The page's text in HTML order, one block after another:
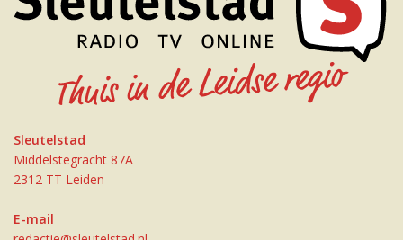
Sleutelstad
Middelstegracht 87A
2312 TT Leiden
E-mail